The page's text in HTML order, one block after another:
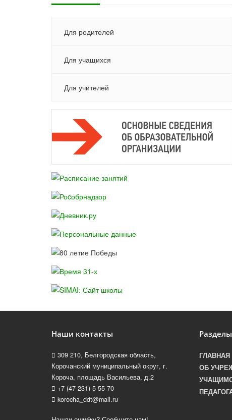
Для родителей
Для учащихся
Для учителей
Наши контакты
309 210, Белгородская область,
Корочанский муниципальный округ, г.
Короча, площадь Васильева, д.2
+7 (47 231) 5 55 70
korocha_ddt@mail.ru
Разделы
ГЛАВНАЯ
ОБ